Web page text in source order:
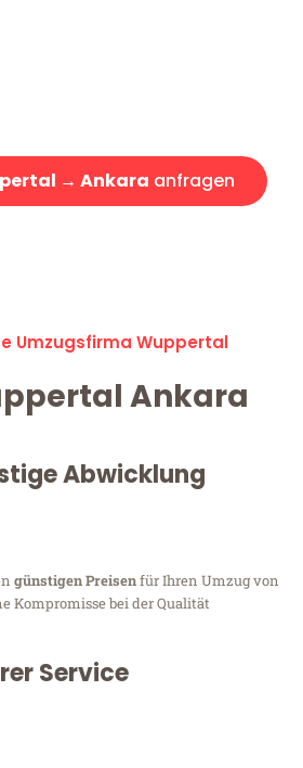
→ Ankara anfragen
Umzugsfirma Wuppertal
Ankara
Abwicklung
günstigen Preisenfür Ihren Umzug von
Kompromisse bei der Qualität
Service